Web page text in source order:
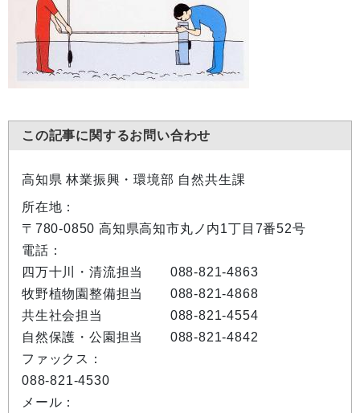
この記事に関するお問い合わせ
高知県 林業振興・環境部 自然共生課
所在地：
〒780-0850 高知県高知市丸ノ内1丁目7番52号
電話：
四万十川・清流担当 088-821-4863
牧野植物園整備担当 088-821-4868
共生社会担当 088-821-4554
自然保護・公園担当 088-821-4842
ファックス：
088-821-4530
メール：